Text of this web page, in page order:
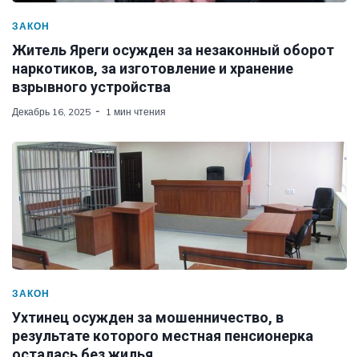
ЗАКОН
Житель Яреги осужден за незаконный оборот
наркотиков, за изготовление и хранение
взрывного устройства
Декабрь 16, 2025 1 мин чтения
ЗАКОН
Ухтинец осужден за мошенничество, в
результате которого местная пенсионерка